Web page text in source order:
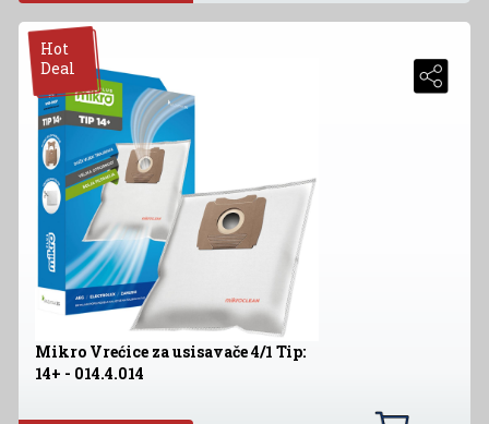
Hot
Deal
Mikro Vrećice za usisavače 4/1 Tip:
14+ - 014.4.014